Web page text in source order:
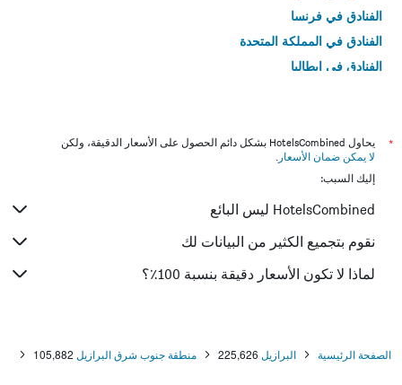
الفنادق في فرنسا
الفنادق في المملكة المتحدة
الفنادق في إيطاليا
*
يحاول HotelsCombined بشكل دائم الحصول على الأسعار الدقيقة، ولكن
لا يمكن ضمان الأسعار .
إليك السبب:
HotelsCombined ليس البائع
نقوم بتجميع الكثير من البيانات لك
لماذا لا تكون الأسعار دقيقة بنسبة 100٪؟
الصفحة الرئيسية البرازيل 225,626 منطقة جنوب شرق البرازيل 105,882